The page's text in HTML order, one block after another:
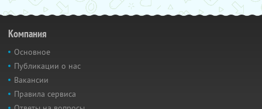
Компания
Основное
Публикации о нас
Вакансии
Правила сервиса